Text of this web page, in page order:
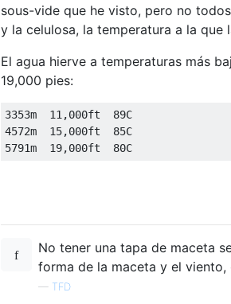
sous-vide que he visto, pero no
y la celulosa, la temperatura a la que
El agua hierve a temperaturas más
19,000 pies:
3353m  11,000ft  89C
4572m  15,000ft  85C
No tener una tapa de maceta
forma de la maceta y el viento,
— TFD